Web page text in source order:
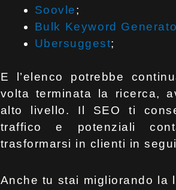
Soovle;
Bulk Keyword
Ubersuggest;
E l’elenco potrebbe
volta terminata la ricerca,
alto livello. Il SEO ti
traffico e potenziali
trasformarsi in clienti in
Anche tu stai migliorando la